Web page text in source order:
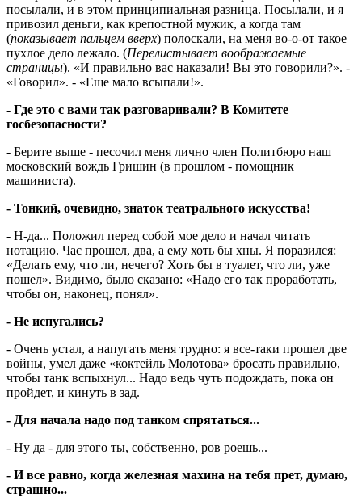
посылали, и в этом принципиальная разница. Посылали, и я
привозил деньги, как крепостной мужик, а когда там
(показывает пальцем вверх) полоскали, на меня во-о-от такое
пухлое дело лежало. (Перелистывает воображаемые
страницы). «И правильно вас наказали! Вы это говорили?». -
«Говорил». - «Еще мало всыпали!».
- Где это с вами так разговаривали? В Комитете
госбезопасности?
- Берите выше - песочил меня лично член Политбюро наш
московский вождь Гришин (в прошлом - помощник
машиниста).
- Тонкий, очевидно, знаток театрального искусства!
- Н-да... Положил перед собой мое дело и начал читать
нотацию. Час прошел, два, а ему хоть бы хны. Я поразился:
«Делать ему, что ли, нечего? Хоть бы в туалет, что ли, уже
пошел». Видимо, было сказано: «Надо его так проработать,
чтобы он, наконец, понял».
- Не испугались?
- Очень устал, а напугать меня трудно: я все-таки прошел две
войны, умел даже «коктейль Молотова» бросать правильно,
чтобы танк вспыхнул... Надо ведь чуть подождать, пока он
пройдет, и кинуть в зад.
- Для начала надо под танком спрятаться...
- Ну да - для этого ты, собственно, ров роешь...
- И все равно, когда железная махина на тебя прет, думаю,
страшно...